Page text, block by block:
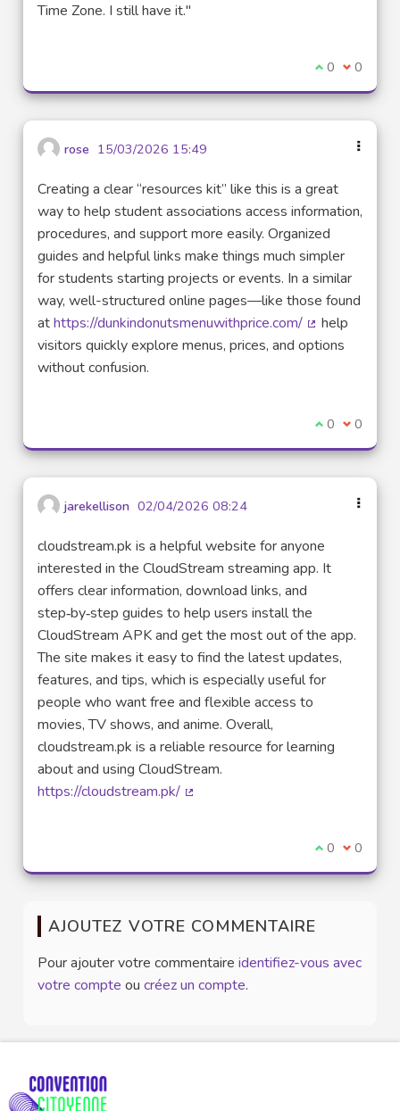
Time Zone. I still have it."
Je suis
0 Je ne
0
rose 15/03/2026 15:49
Creating a clear “resources kit” like this is a great
way to help student associations access information,
procedures, and support more easily. Organized
guides and helpful links make things much simpler
for students starting projects or events. In a similar
way, well-structured online pages—like those found
athttps://dunkindonutsmenuwithprice.com/
(Lien externe)
help
visitors quickly explore menus, prices, and options
without confusion.
Je suis
0 Je ne
0
jarekellison 02/04/2026 08:24
cloudstream.pk is a helpful website for anyone
interested in the CloudStream streaming app. It
offers clear information, download links, and
step‑by‑step guides to help users install the
CloudStream APK and get the most out of the app.
The site makes it easy to find the latest updates,
features, and tips, which is especially useful for
people who want free and flexible access to
movies, TV shows, and anime. Overall,
cloudstream.pk is a reliable resource for learning
about and using CloudStream.
https://cloudstream.pk/
Je suis
0 Je ne
0
AJOUTEZ VOTRE COMMENTAIRE
Pour ajouter votre commentaire identifiez-vous avec
votre compte ou créez un compte.